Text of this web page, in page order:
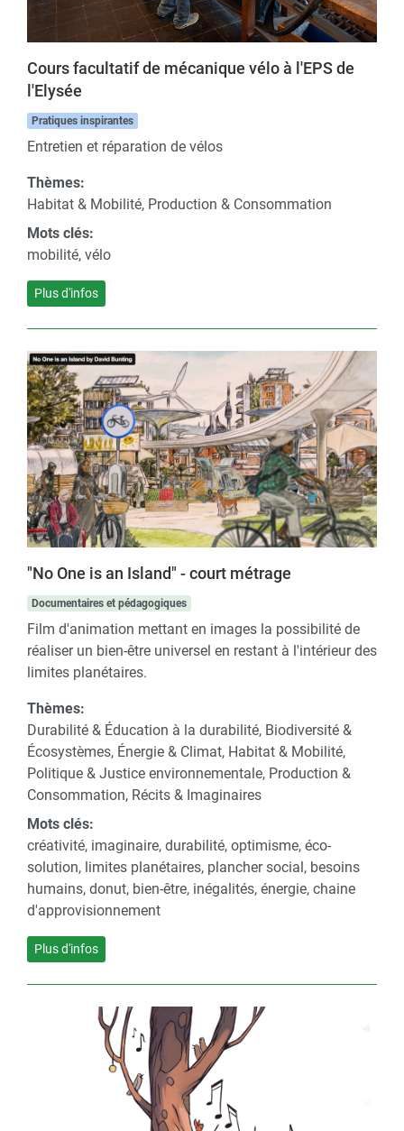
Cours facultatif de mécanique vélo à l'EPS de
l'Elysée
Pratiques inspirantes
Entretien et réparation de vélos
Thèmes:
Habitat & Mobilité, Production & Consommation
Mots clés:
mobilité, vélo
Plus d'infos
"No One is an Island" - court métrage
Documentaires et pédagogiques
Film d'animation mettant en images la possibilité de
réaliser un bien-être universel en restant à l'intérieur des
limites planétaires.
Thèmes:
Durabilité & Éducation à la durabilité, Biodiversité &
Écosystèmes, Énergie & Climat, Habitat & Mobilité,
Politique & Justice environnementale, Production &
Consommation, Récits & Imaginaires
Mots clés:
créativité, imaginaire, durabilité, optimisme, éco-
solution, limites planétaires, plancher social, besoins
humains, donut, bien-être, inégalités, énergie, chaine
d'approvisionnement
Plus d'infos